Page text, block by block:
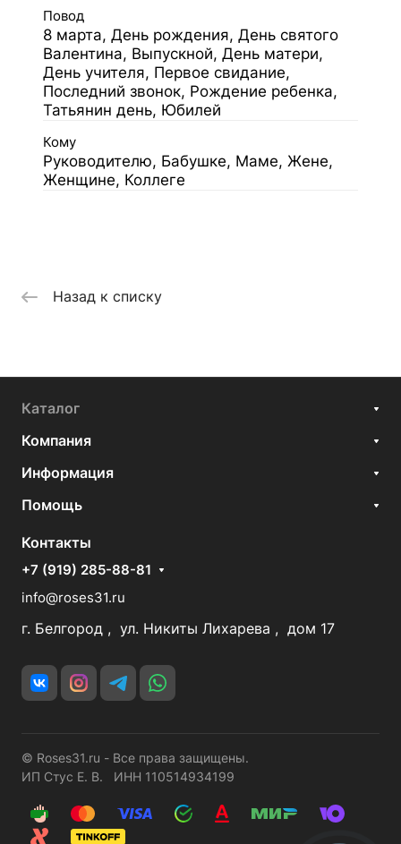
Повод
8 марта, День рождения, День святого
Валентина, Выпускной, День матери,
День учителя, Первое свидание,
Последний звонок, Рождение ребенка,
Татьянин день, Юбилей
Кому
Руководителю, Бабушке, Маме, Жене,
Женщине, Коллеге
Назад к списку
Каталог
Компания
Информация
Помощь
Контакты
+7 (919) 285-88-81
info@roses31.ru
г. Белгород , ул. Никиты Лихарева , дом 17
© Roses31.ru - Все права защищены.
ИП Стус Е. В. ИНН 110514934199